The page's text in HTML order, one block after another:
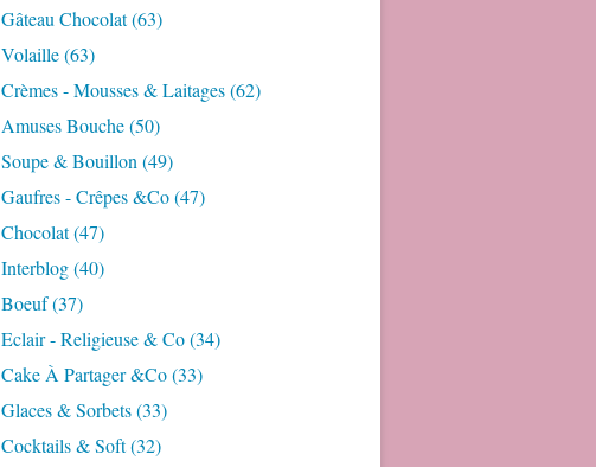
Gâteau Chocolat(63)
Volaille(63)
Crèmes - Mousses & Laitages(62)
Amuses Bouche(50)
Soupe & Bouillon (49)
Gaufres - Crêpes &co(47)
Chocolat(47)
Interblog(40)
Boeuf(37)
Eclair - Religieuse & Co(34)
Cake À Partager &co(33)
Glaces & Sorbets(33)
Cocktails & Soft(32)